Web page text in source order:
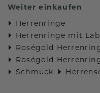
Weiter einkaufen
Herrenringe
Herrenringe mit
Roségold
Roségold
Schmuck